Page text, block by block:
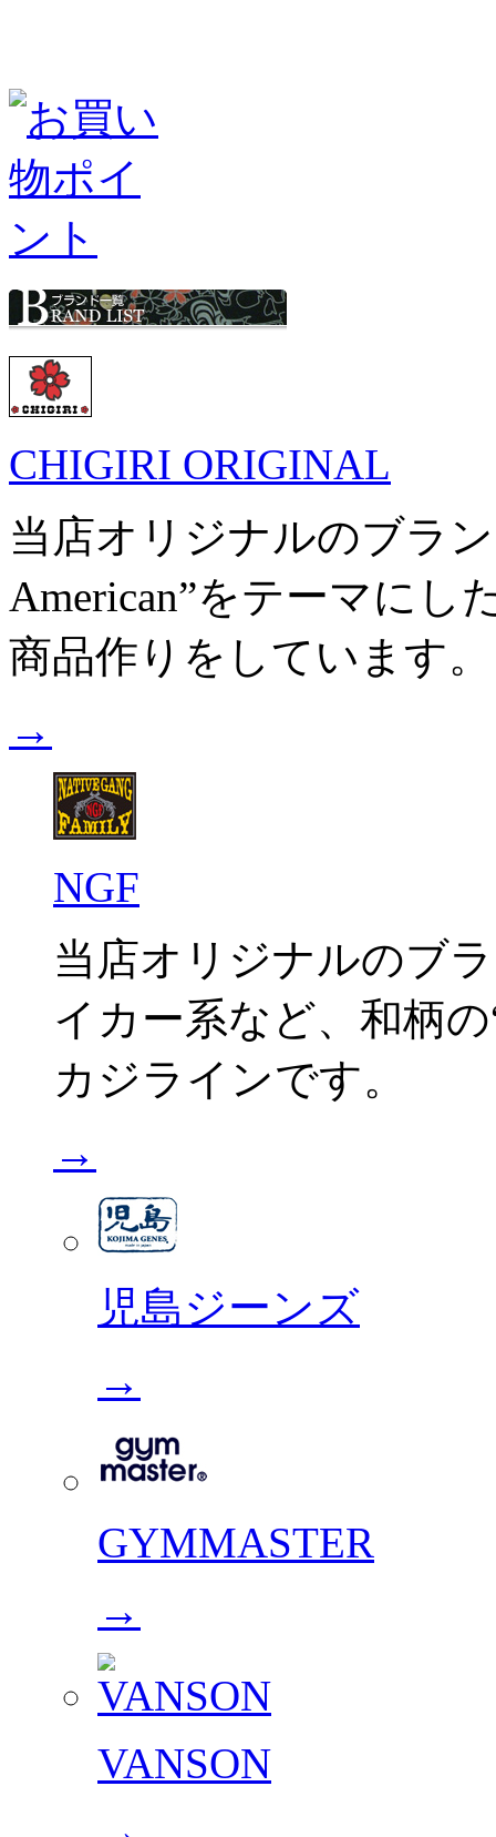
CHIGIRI ORIGINAL
当店オリジナルのブラン
American”をテーマにし
商品作りをしています。
→
NGF
当店オリジナルのブ
イカー系など、和柄
カジラインです。
→
児島ジーンズ
→
GYMMASTER
→
VANSON